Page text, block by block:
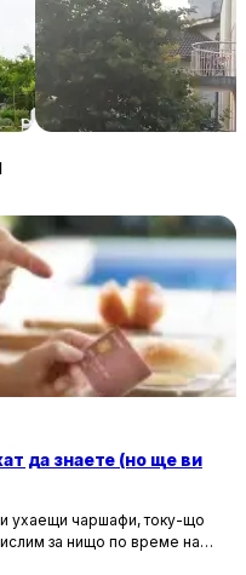
Familia Fantastiko
Китен 60
да знаете (но ще ви
ухаещи чаршафи, току-що
за нищо по време на